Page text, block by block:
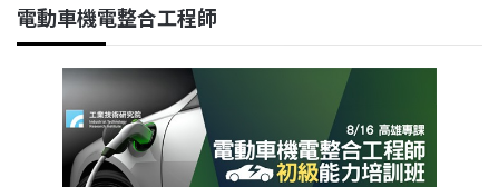
電動車機電整合工程師